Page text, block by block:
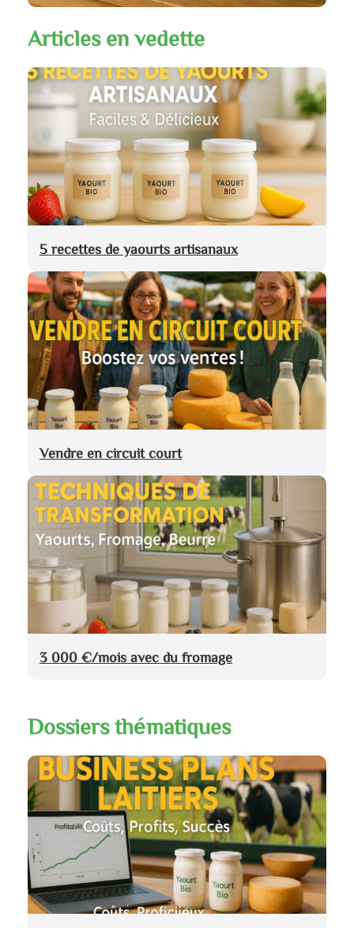
Articles en vedette
5 recettes de yaourts artisanaux
Vendre en circuit court
3 000 €/mois avec du fromage
Dossiers thématiques